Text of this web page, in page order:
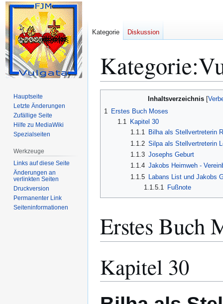
Kategorie:
Inhaltsverzeichnis
1 Erstes Buch Moses
1.1
Kapitel 30
1.1.1 Bilha als Stellvertreterin
1.1.2 Silpa als Stellvertreterin
1.1.3 Josephs Geburt
1.1.4 Jakobs Heimweh -
1.1.5
Labans List und Jakobs
1.1.5.1
Fußnote
Erstes Buch
Kapitel 30
Kategorie Diskussion
Hauptseite
Letzte Änderungen
Zufällige Seite
Hilfe zu MediaWiki
Spezialseiten
Werkzeuge
Links auf diese Seite
Änderungen an
verlinkten Seiten
Druckversion
Permanenter Link
Seiten­­informationen